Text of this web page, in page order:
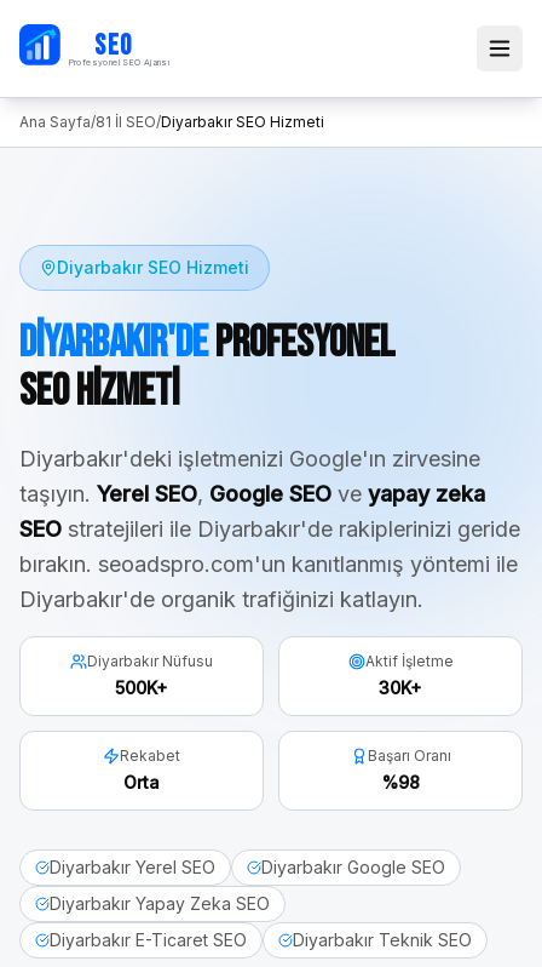
SEO
Profesyonel SEO Ajansı
Ana Sayfa/81 İl SEO/DiyarbakırSEO Hizmeti
DiyarbakırSEO Hizmeti
Diyarbakır'deProfesyonel
SEO Hizmeti
Diyarbakır'deki işletmenizi Google'ın zirvesine
taşıyın. Yerel SEO, Google SEO ve yapay zeka
SEO stratejileri ile Diyarbakır'de rakiplerinizi geride
bırakın. seoadspro.com'un kanıtlanmış yöntemi ile
Diyarbakır'de organik trafiğinizi katlayın.
Diyarbakır Nüfusu
500K+
Aktif İşletme
30K+
Rekabet
Orta
Başarı Oranı
%98
Diyarbakır Yerel SEO
Diyarbakır Google SEO
Diyarbakır Yapay Zeka SEO
Diyarbakır E-Ticaret SEO
Diyarbakır Teknik SEO